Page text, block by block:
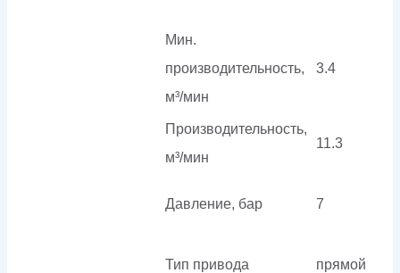
Мин.
производительность,
м³/мин
3.4
Производительность,
м³/мин
11.3
Давление, бар 7
Тип привода прямой